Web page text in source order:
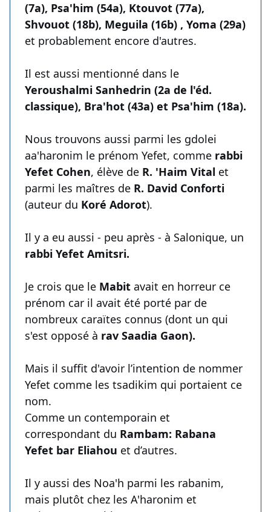
(7a), Psa'him (54a), Ktouvot (77a),
Shvouot (18b), Meguila (16b) , Yoma (29a)
et probablement encore d'autres.
Il est aussi mentionné dans le
Yeroushalmi Sanhedrin (2a de l'éd.
classique), Bra'hot (43a) et Psa'him (18a).
Nous trouvons aussi parmi les gdolei
aa'haronim le prénom Yefet, comme rabbi
Yefet Cohen, élève de R. 'Haim Vital et
parmi les maîtres de R. David Conforti
(auteur du Koré Adorot).
Il y a eu aussi - peu après - à Salonique, un
rabbi Yefet Amitsri.
Je crois que le Mabit avait en horreur ce
prénom car il avait été porté par de
nombreux caraïtes connus (dont un qui
s'est opposé à rav Saadia Gaon).
Mais il suffit d'avoir l’intention de nommer
Yefet comme les tsadikim qui portaient ce
nom.
Comme un contemporain et
correspondant du Rambam: Rabana
Yefet bar Eliahou et d’autres.
Il y aussi des Noa'h parmi les rabanim,
mais plutôt chez les A'haronim et